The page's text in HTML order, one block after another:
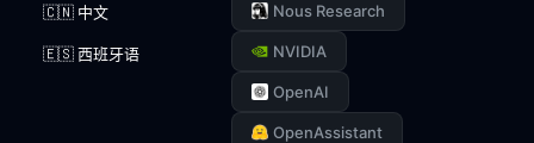
🇨🇳 中文
🇪🇸 西班牙语
Nous Research
NVIDIA
OpenAI
OpenAssistant